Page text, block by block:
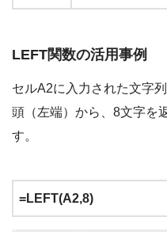
LEFT関数の活用事例
セルA2に入力された文字
頭（左端）から、8文字を
す。
=LEFT(A2,8)